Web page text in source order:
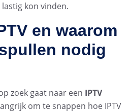
kon vinden.
en waarom
nodig
zoek gaat naar een IPTV
om te snappen hoe IPTV